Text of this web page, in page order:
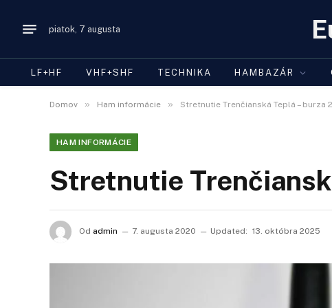
piatok, 7 augusta
LF+HF VHF+SHF TECHNIKA HAMBAZÁR
Domov » Ham informácie » Stretnutie Trenčianská Teplá – burza
HAM INFORMÁCIE
Stretnutie
Od admin 7. augusta 2020 Updated: 13. októbra 2025